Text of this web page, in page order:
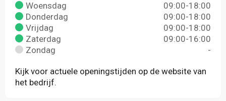
Woensdag
09:00-18:00
Donderdag
09:00-18:00
Vrijdag
09:00-18:00
Zaterdag
09:00-16:00
Zondag
-
Kijk voor actuele openingstijden op de website van
het bedrijf.